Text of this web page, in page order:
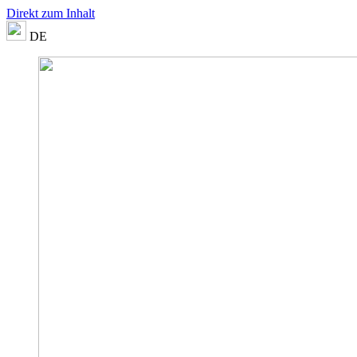
Direkt zum Inhalt
DE